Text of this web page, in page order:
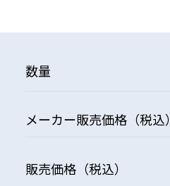
数量
メーカー販売価格（税込）
販売価格（税込）